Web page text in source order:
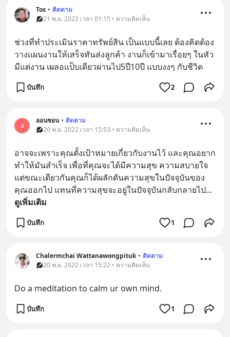
Tos • ติดตาม
21 พ.ย. 2022 เวลา 01:15 • ความคิดเห็น
ช่วงที่ทำประเมินราคาทรัพย์สิน เป็นแบบนี้เลย ต้องคิดต้อง
วางแผนงานให้เสร็จทันส่งลูกค้า งานก็เข้ามาเรื่อยๆ ในหัว
มีแต่งาน เผลอแป็บเดียวผ่านไป5ปี10ปี แบบงงๆ กับชีวิต
บันทึก 2
อ
ออนซอน • ติดตาม
20 พ.ย. 2022 เวลา 15:53 • ความคิดเห็น
อาจจะเพราะคุณตั้งเป้าหมายเกี่ยวกับงานไว้ และคุณอยาก
ทำให้มันสำเร็จ เพื่อที่คุณจะได้มีความสุข ความสบายใจ
แต่ขณะเดียวกันคุณก็ได้ผลักดันความสุขในปัจจุบันของ
คุณออกไป แทนที่ความสุขจะอยู่ในปัจจุบันกลับกลายไป...
ดูเพิ่มเติม
บันทึก 1
Chalermchai Wattanawongpituk • ติดตาม
20 พ.ย. 2022 เวลา 15:22 • ความคิดเห็น
Do a meditation to calm ur own mind.
บันทึก 1